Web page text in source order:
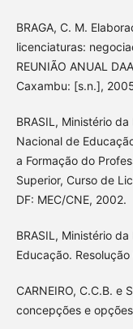
BRAGA, C. M.
licenciaturas:
REUNIÃO ANUAL
Caxambu: [s.n.],
BRASIL, Ministério
Nacional de
a Formação do
Superior, Curso de
DF: MEC/CNE, 2002.
BRASIL, Ministério
Educação.
CARNEIRO, C.C.B. e
concepções e